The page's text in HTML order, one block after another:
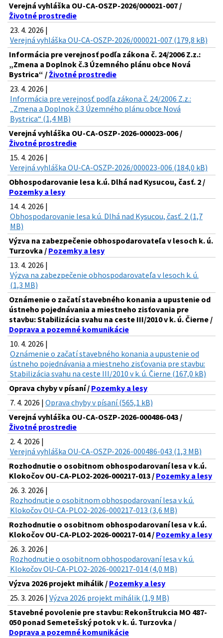
Verejná vyhláška OU-CA-OSZP-2026/000021-007 /
Životné prostredie
23. 4. 2026 |
Verejná vyhláška OU-CA-OSZP-2026/000021-007 (179,8 kB)
Informácia pre verejnosť podľa zákona č. 24/2006 Z.z.:
„Zmena a Doplnok č.3 Územného plánu obce Nová
Bystrica“ / Životné prostredie
23. 4. 2026 |
Informácia pre verejnosť podľa zákona č. 24/2006 Z.z.:
„Zmena a Doplnok č.3 Územného plánu obce Nová
Bystrica“ (1,4 MB)
Verejná vyhláška OU-CA-OSZP-2026-000023-006 /
Životné prostredie
15. 4. 2026 |
Verejná vyhláška OU-CA-OSZP-2026/000023-006 (184,0 kB)
Obhospodarovanie lesa k.ú. Dlhá nad Kysucou, časť. 2 /
Pozemky a lesy
14. 4. 2026 |
Obhospodarovanie lesa k.ú. Dlhá nad Kysucou, časť. 2 (1,7
MB)
Výzva na zabezpečenie obhospodarovateľa v lesoch k. ú.
Turzovka / Pozemky a lesy
13. 4. 2026 |
Výzva na zabezpečenie obhospodarovateľa v lesoch k. ú.
(1,3 MB)
Oznámenie o začatí stavebného konania a upustenie od
ústneho pojednávania a miestneho zisťovania pre
stavbu: Stabilizácia svahu na ceste III/2010 v k. ú. Čierne /
Doprava a pozemné komunikácie
10. 4. 2026 |
Oznámenie o začatí stavebného konania a upustenie od
ústneho pojednávania a miestneho zisťovania pre stavbu:
Stabilizácia svahu na ceste III/2010 v k. ú. Čierne (167,0 kB)
Oprava chyby v písaní / Pozemky a lesy
7. 4. 2026 | Oprava chyby v písaní (565,1 kB)
Verejná vyhláška OU-CA-OSZP-2026-000486-043 /
Životné prostredie
2. 4. 2026 |
Verejná vyhláška OU-CA-OSZP-2026-000486-043 (1,3 MB)
Rozhodnutie o osobitnom obhospodarovaní lesa v k.ú.
Klokočov OU-CA-PLO2-2026-000217-013 / Pozemky a lesy
26. 3. 2026 |
Rozhodnutie o osobitnom obhospodarovaní lesa v k.ú.
Klokočov OU-CA-PLO2-2026-000217-013 (3,6 MB)
Rozhodnutie o osobitnom obhospodarovaní lesa v k.ú.
Klokočov OU-CA-PLO2-2026-000217-014 / Pozemky a lesy
26. 3. 2026 |
Rozhodnutie o osobitnom obhospodarovaní lesa v k.ú.
Klokočov OU-CA-PLO2-2026-000217-014 (4,0 MB)
Výzva 2026 projekt mihálik / Pozemky a lesy
25. 3. 2026 | Výzva 2026 projekt mihálik (1,9 MB)
Stavebné povolenie pre stavbu: Rekonštrukcia MO 487-
050 ponad Semetešský potok v k. ú. Turzovka /
Doprava a pozemné komunikácie